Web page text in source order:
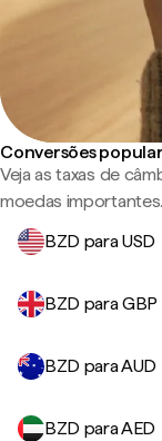
Conversões
Veja as taxas de
moedas importantes.
BZD para USD
BZD para GBP
BZD para AUD
BZD para AED